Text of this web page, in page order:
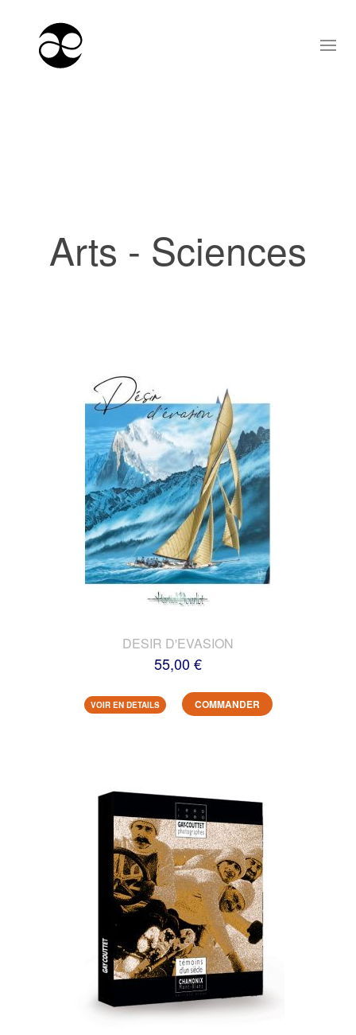
Arts - Sciences
DESIR D'EVASION
55,00 €
VOIR EN DETAILS COMMANDER